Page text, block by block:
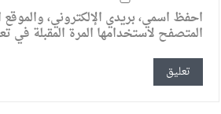
احفظ اسمي، بريدي الإلكتروني،
المتصفح لاستخدامها المرة المقبلة في